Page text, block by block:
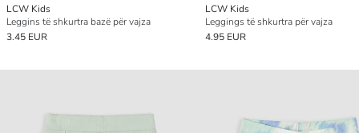
LCW Kids
Leggins të shkurtra bazë për vajza
3.45 EUR
LCW Kids
Leggings të shkurtra për vajza
4.95 EUR